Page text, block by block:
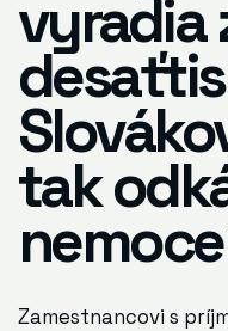
vyradia
tak
Zamestnancovi s